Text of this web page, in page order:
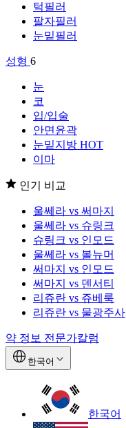
턱필러
팔자필러
눈밑필러
성형 6
눈
코
입/입술
안면윤곽
눈밑지방 HOT
이마
인기 비교
울쎄라 vs 써마지
울쎄라 vs 슈링크
슈링크 vs 인모드
울쎄라 vs 볼뉴머
써마지 vs 인모드
써마지 vs 덴서티
리쥬란 vs 쥬베룩
리쥬란 vs 물광주사
약 정보 전문가칼럼
한국어
한국어